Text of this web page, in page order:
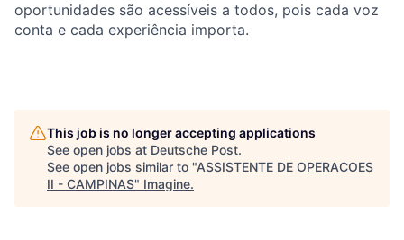
oportunidades são acessíveis a todos, pois cada voz
conta e cada experiência importa.
This job is no longer accepting applications
See open jobs at Deutsche Post.
See open jobs similar to "ASSISTENTE DE OPERACOES
II - CAMPINAS" Imagine.